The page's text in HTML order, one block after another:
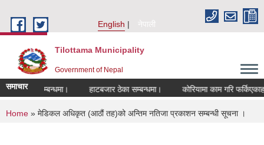
English
नेपाली
Tilottama Municipality
Government of Nepal
समाचार
हुने सम्बन्धमा। हाटबजार ठेका सम्बन्धमा। कोरियामा काम गरि
You are here
Home » मेडिकल अधिकृत (आठौं तह)को अन्तिम नतिजा प्रकाशन सम्बन्धी सूचना ।